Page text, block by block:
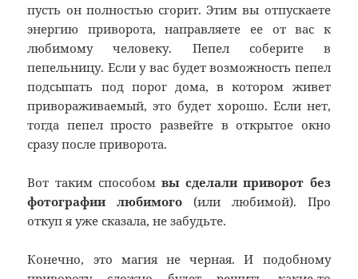
пусть он полностью сгорит. Этим вы отпускаете
энергию приворота, направляете ее от вас к
любимому человеку. Пепел соберите в
пепельницу. Если у вас будет возможность пепел
подсыпать под порог дома, в котором живет
привораживаемый, это будет хорошо. Если нет,
тогда пепел просто развейте в открытое окно
сразу после приворота.
Вот таким способом вы сделали приворот без
фотографии любимого (или любимой). Про
откуп я уже сказала, не забудьте.
Конечно, это магия не черная. И подобному